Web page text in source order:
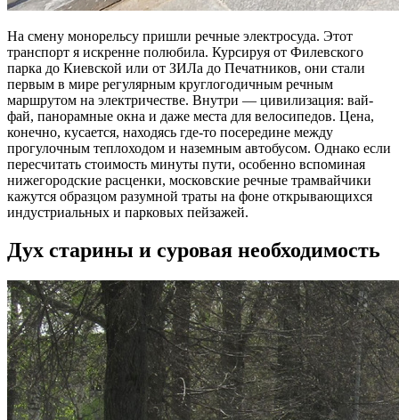
На смену монорельсу пришли речные электросуда. Этот
транспорт я искренне полюбила. Курсируя от Филевского
парка до Киевской или от ЗИЛа до Печатников, они стали
первым в мире регулярным круглогодичным речным
маршрутом на электричестве. Внутри — цивилизация: вай-
фай, панорамные окна и даже места для велосипедов. Цена,
конечно, кусается, находясь где-то посередине между
прогулочным теплоходом и наземным автобусом. Однако если
пересчитать стоимость минуты пути, особенно вспоминая
нижегородские расценки, московские речные трамвайчики
кажутся образцом разумной траты на фоне открывающихся
индустриальных и парковых пейзажей.
Дух старины и суровая необходимость